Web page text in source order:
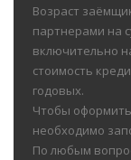
Возраст
партнерами на
включительно
стоимость
годовых.
Чтобы
необходимо
По любым